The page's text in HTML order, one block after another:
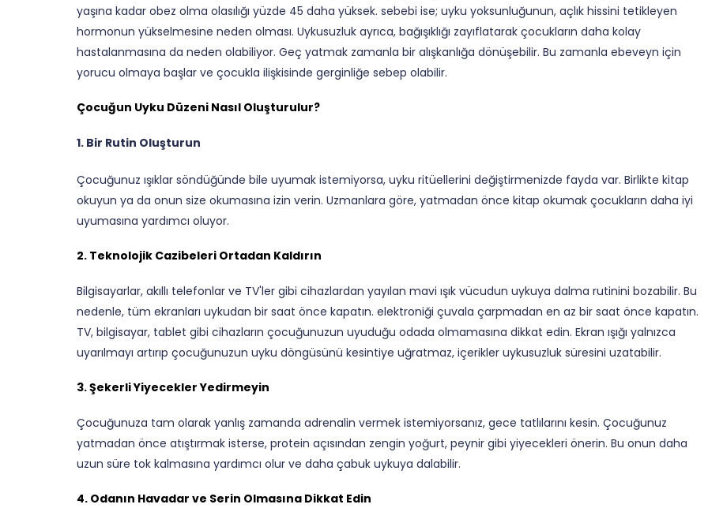
yaşına kadar obez olma olasılığı yüzde 45 daha yüksek. sebebi ise; uyku yoksunluğunun, açlık hissini tetikleyen
hormonun yükselmesine neden olması. Uykusuzluk ayrıca, bağışıklığı zayıflatarak çocukların daha kolay
hastalanmasına da neden olabiliyor. Geç yatmak zamanla bir alışkanlığa dönüşebilir. Bu zamanla ebeveyn için
yorucu olmaya başlar ve çocukla ilişkisinde gerginliğe sebep olabilir.
Çocuğun Uyku Düzeni Nasıl Oluşturulur?
1. Bir Rutin Oluşturun
Çocuğunuz ışıklar söndüğünde bile uyumak istemiyorsa, uyku ritüellerini değiştirmenizde fayda var. Birlikte kitap
okuyun ya da onun size okumasına izin verin. Uzmanlara göre, yatmadan önce kitap okumak çocukların daha iyi
uyumasına yardımcı oluyor.
2. Teknolojik Cazibeleri Ortadan Kaldırın
Bilgisayarlar, akıllı telefonlar ve TV'ler gibi cihazlardan yayılan mavi ışık vücudun uykuya dalma rutinini bozabilir. Bu
nedenle, tüm ekranları uykudan bir saat önce kapatın. elektroniği çuvala çarpmadan en az bir saat önce kapatın.
TV, bilgisayar, tablet gibi cihazların çocuğunuzun uyuduğu odada olmamasına dikkat edin. Ekran ışığı yalnızca
uyarılmayı artırıp çocuğunuzun uyku döngüsünü kesintiye uğratmaz, içerikler uykusuzluk süresini uzatabilir.
3. Şekerli Yiyecekler Yedirmeyin
Çocuğunuza tam olarak yanlış zamanda adrenalin vermek istemiyorsanız, gece tatlılarını kesin. Çocuğunuz
yatmadan önce atıştırmak isterse, protein açısından zengin yoğurt, peynir gibi yiyecekleri önerin. Bu onun daha
uzun süre tok kalmasına yardımcı olur ve daha çabuk uykuya dalabilir.
4. Odanın Havadar ve Serin Olmasına Dikkat Edin